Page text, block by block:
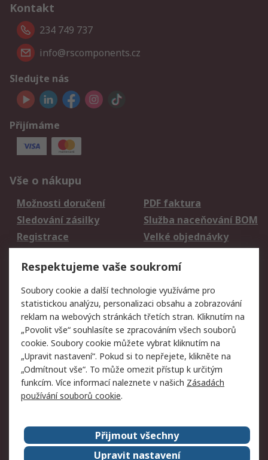
Kontakt
234 749 737
info@rscomponents.cz
Sledujte nás
Přijímáme
Vše o nákupu
Možnosti doručení
PDF faktura
Sledování zásilky
Služba naceňování BOM
Registrace
Velké objednávky
Právní
Autorská práva
Obchodní podmínky
společnosti RS
Prohlášení o ochraně
údajů
Zabezpečení
elektronické pošty
Zásady pro soubory
cookie
Zásady ochrany
osobních údajů
Kontakt
O naší společnosti
RS Group
Respektujeme vaše soukromí
Soubory cookie a další technologie využíváme pro
statistickou analýzu, personalizaci obsahu a zobrazování
reklam na webových stránkách třetích stran. Kliknutím na
„Povolit vše“ souhlasíte se zpracováním všech souborů
cookie. Soubory cookie můžete vybrat kliknutím na
„Upravit nastavení“. Pokud si to nepřejete, klikněte na
„Odmítnout vše“. To může omezit přístup k určitým
funkcím. Více informací naleznete v našich Zásadách
používání souborů cookie.
Přijmout všechny
Upravit nastavení